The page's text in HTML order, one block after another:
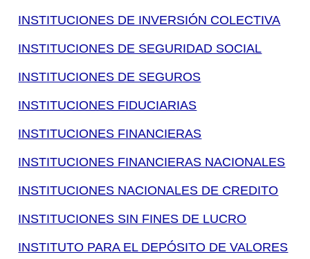
INSTITUCIONES DE INVERSIÓN COLECTIVA
INSTITUCIONES DE SEGURIDAD SOCIAL
INSTITUCIONES DE SEGUROS
INSTITUCIONES FIDUCIARIAS
INSTITUCIONES FINANCIERAS
INSTITUCIONES FINANCIERAS NACIONALES
INSTITUCIONES NACIONALES DE CREDITO
INSTITUCIONES SIN FINES DE LUCRO
INSTITUTO PARA EL DEPÓSITO DE VALORES